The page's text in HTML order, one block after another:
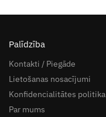
Palīdzība
Kontakti / Piegāde
Lietošanas nosacījumi
Konfidencialitātes politika
Par mums